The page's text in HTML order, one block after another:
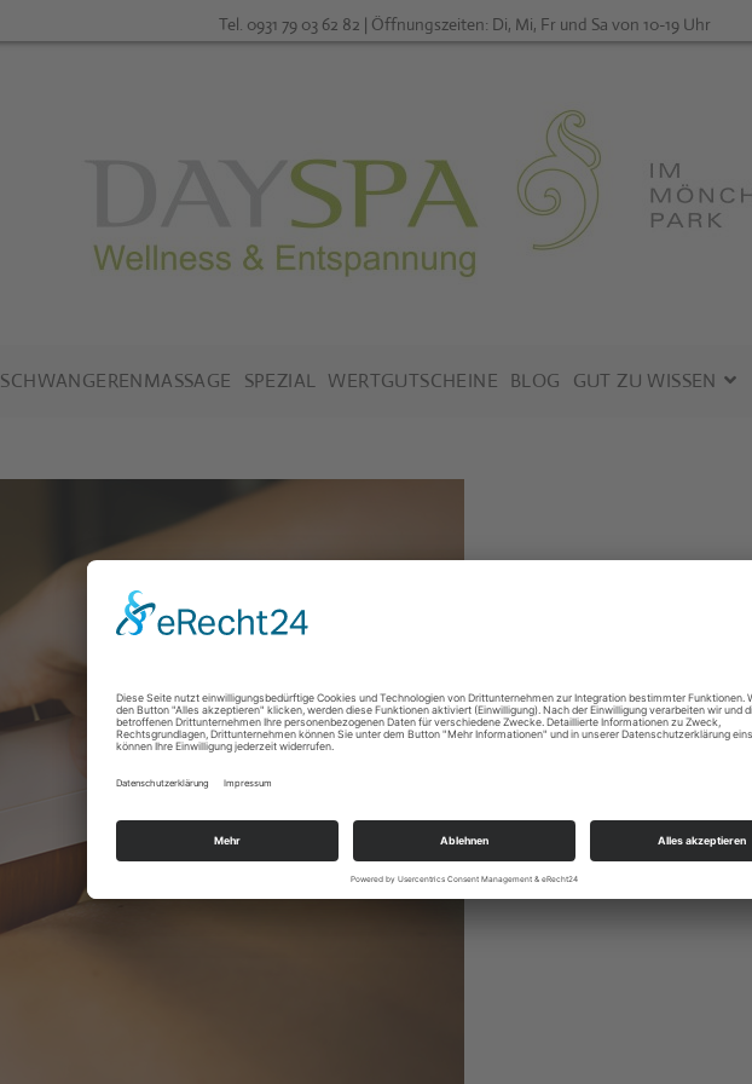
Tel. 0931 79 03 62 82 | Öffnungszeiten: Di, Mi, Fr und Sa von 10-19 Uhr
SCHWANGERENMASSAGE SPEZIAL WERTGUTSCHEINE BLOG GUT ZU WISSEN